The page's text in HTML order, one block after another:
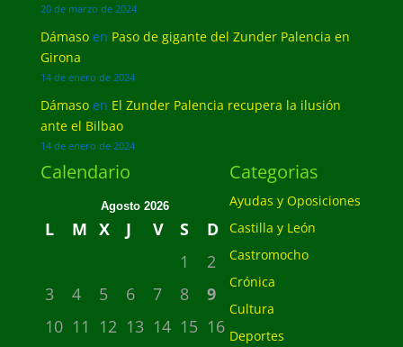
20 de marzo de 2024
Dámasoen Paso de gigante del Zunder Palencia en
Girona
14 de enero de 2024
Dámasoen El Zunder Palencia recupera la ilusión
ante el Bilbao
14 de enero de 2024
Calendario
Agosto 2026
L M X J V S
D
1
2
3
4 5 6 7 8
9
10 11 12 13 14 15 16
Categorias
Ayudas y Oposiciones
Castilla y León
Castromocho
Crónica
Cultura
Deportes